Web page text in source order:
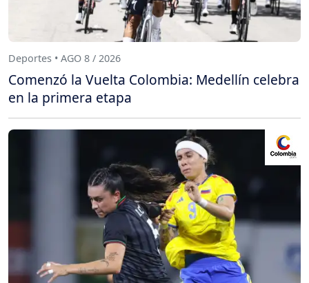
Deportes • AGO 8 / 2026
Comenzó la Vuelta Colombia: Medellín celebra
en la primera etapa